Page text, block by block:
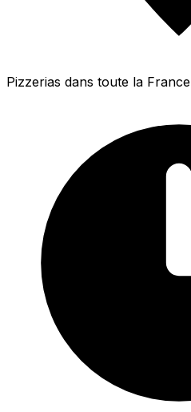
Pizzerias dans toute la France